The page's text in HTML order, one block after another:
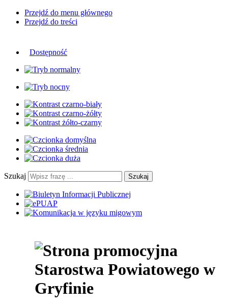
Przejdź do menu głównego
Przejdź do treści
Dostępność
Szukaj Szukaj